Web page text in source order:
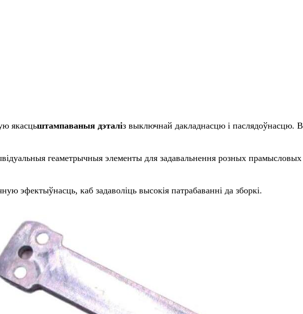
якасцьштампаваныя дэталіз выключнай дакладнасцю і паслядоўнасцю.
геаметрычныя элементы для задавальнення розных
эфектыўнасць, каб задаволіць высокія патрабаванні да зборкі.